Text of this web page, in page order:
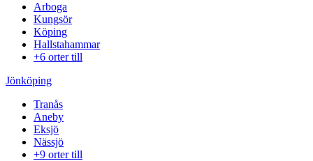
Arboga
Kungsör
Köping
Hallstahammar
+6 orter till
Jönköping
Tranås
Aneby
Eksjö
Nässjö
+9 orter till